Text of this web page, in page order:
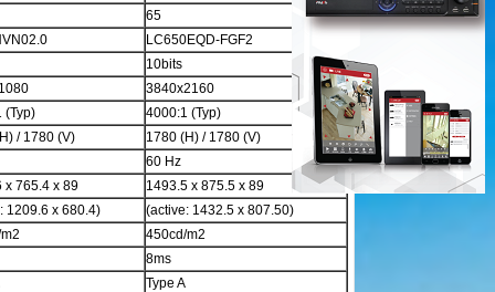
65
LC650EQD-FGF2
10bits
3840x2160
(Typ)
4000:1 (Typ)
/ 1780(V) 1780(H) / 1780(V)
60 Hz
x 765.4 x 89
1493.5 x 875.5 x 89
1209.6 x 680.4)
(active: 1432.5 x 807.50)
450cd/m2
8ms
Type A